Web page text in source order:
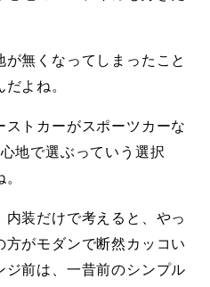
無くなってしまったこと
よね。
ストカーがスポーツカーな
地で選ぶっていう選択
内装だけで考えると、やっ
がモダンで断然カッコい
ジ前は、一昔前のシンプル